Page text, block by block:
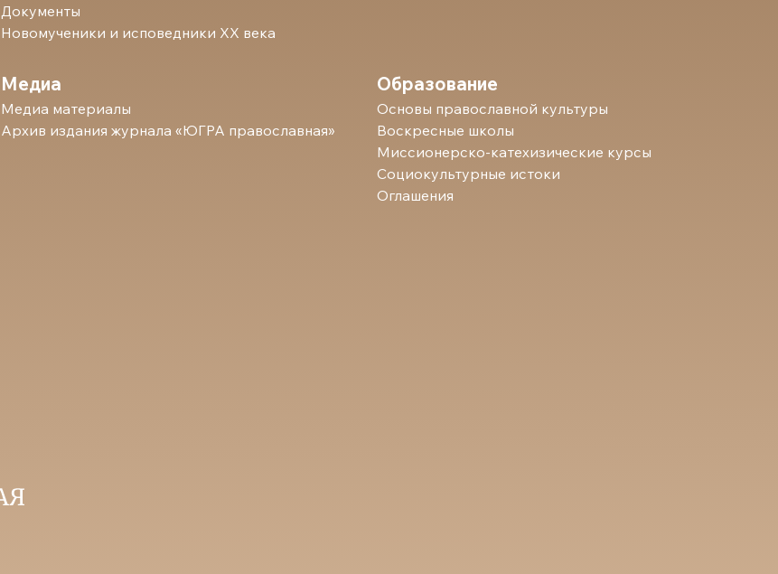
Документы
Новомученики и исповедники ХХ века
Медиа
Медиа материалы
Архив издания журнала «ЮГРА православная»
Образование
Основы православной культуры
Воскресные школы
Миссионерско-катехизические курсы
Социокультурные истоки
Оглашения